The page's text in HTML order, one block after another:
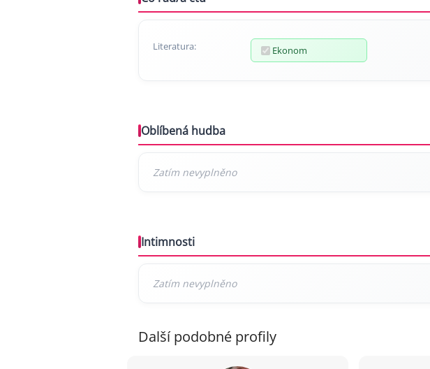
Literatura: Ekonom
Oblíbená hudba
Intimnosti
Další podobné profily